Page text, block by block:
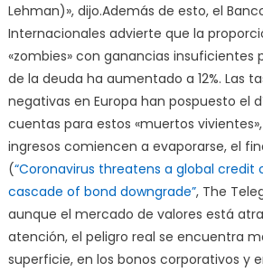
Lehman)», dijo.Además de esto, el
Internacionales advierte que la
«zombies» con ganancias insuficientes
de la deuda ha aumentado a 12%. Las
negativas en Europa han pospuesto el
cuentas para estos «muertos
ingresos comiencen a evaporarse, el
(“Coronavirus threatens a global credit
cascade of bond downgrade”, The
aunque el mercado de valores está
atención, el peligro real se encuentra
superficie, en los bonos corporativos y